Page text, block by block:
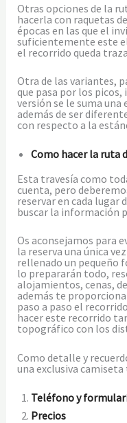
Otras opciones de la
hacerla con raquetas
épocas en las que el
suficientemente este
el recorrido queda
Otra de las variantes,
que pasa por los
versión se le suma una
además de ser
con respecto a la
Como hacer la ruta
Esta travesía como
cuenta, pero
reservar en cada lugar
buscar la información
Os aconsejamos para
la reserva una única
rellenado un pequeño
lo prepararán todo,
alojamientos, cenas,
además te
paso a paso el
hacer este recorrido
topográfico con los
Como detalle y
una exclusiva
Teléfono y
Precios